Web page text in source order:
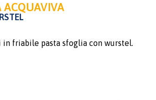
ACQUAVIVA
in friabile pasta sfoglia con wurstel.